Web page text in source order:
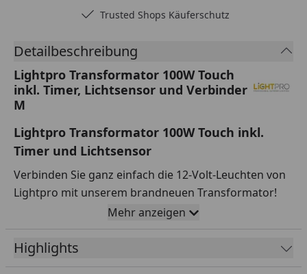
Trusted Shops Käuferschutz
Detailbeschreibung
Lightpro Transformator 100W Touch
inkl. Timer, Lichtsensor und Verbinder
M
Lightpro Transformator 100W Touch inkl.
Timer und Lichtsensor
Verbinden Sie ganz einfach die 12-Volt-Leuchten von
Lightpro mit unserem brandneuen Transformator!
Dieser Transformator verfügt über einen An/Aus-
Schalter, aber Sie können auch den automatischen
Modus (A) wählen: In diesem Modus schalten sich die
Lichter mithilfe des Dämmerungssensors
Mehr anzeigen
Highlights